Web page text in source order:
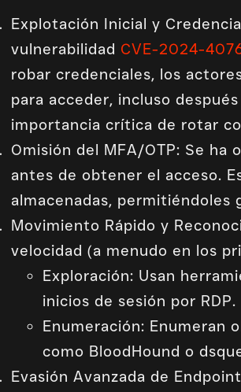
Explotación Inicial y
vulnerabilidad CVE-2024-
robar credenciales, los
para acceder, incluso
importancia crítica de rotar
Omisión del MFA/OTP: Se
antes de obtener el acceso.
almacenadas, permitiéndoles
Movimiento Rápido y
velocidad (a menudo en los
Exploración: Usan
inicios de sesión por RDP.
Enumeración: Enumeran
como BloodHound o
Evasión Avanzada de